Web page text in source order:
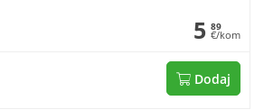
5 89
€/kom
Dodaj